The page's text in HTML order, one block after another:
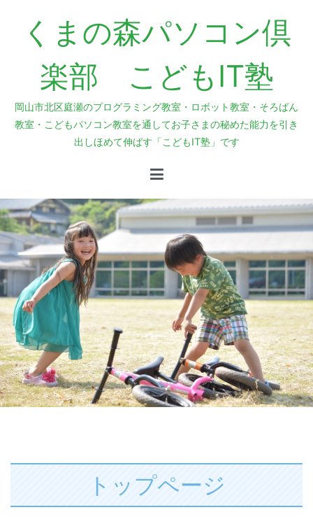
くまの森パソコン倶
楽部 こどもIT塾
岡山市北区庭瀬のプログラミング教室・ロボット教室・そろばん
教室・こどもパソコン教室を通してお子さまの秘めた能力を引き
出しほめて伸ばす「こどもIT塾」です
トップページ